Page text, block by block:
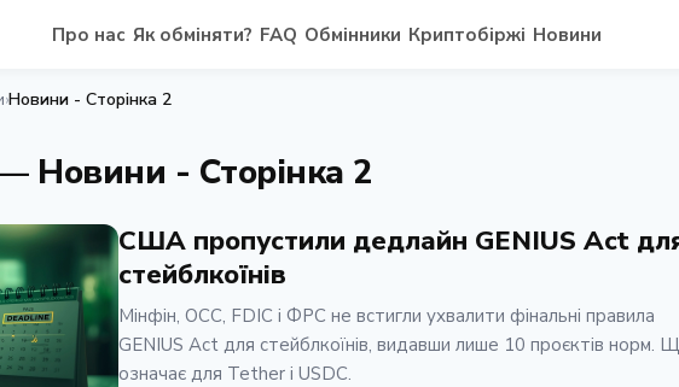
Про нас Як обміняти? FAQ Обмінники Криптобіржі Новини
›Новини - Сторінка 2
Новини - Сторінка 2
США пропустили дедлайн GENIUS Act
стейблкоїнів
Мінфін, OCC, FDIC і ФРС не встигли ухвалити фінальні правила
GENIUS Act для стейблкоїнів, видавши лише 10 проєктів норм.
означає для Tether і USDC.